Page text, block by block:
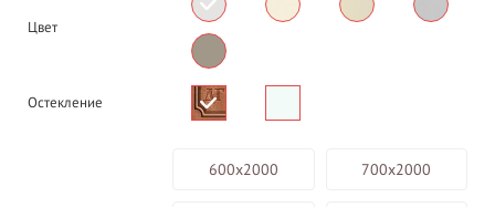
Цвет
Остекление
600х2000 700х2000